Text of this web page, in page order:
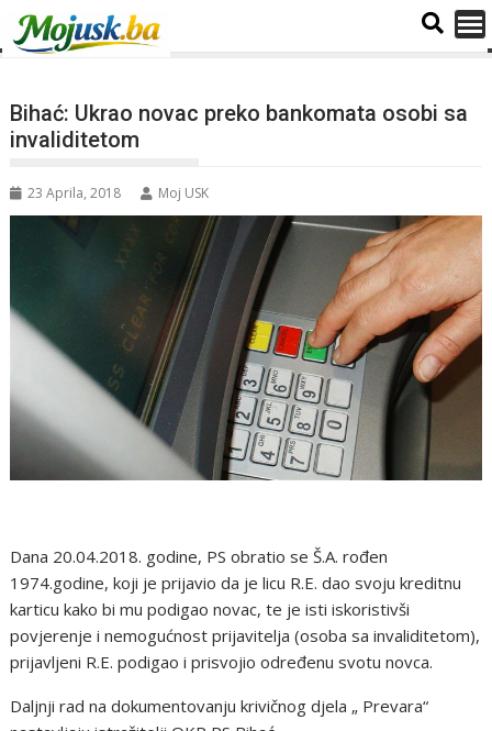
Bihać: Ukrao novac preko bankomata osobi sa
invaliditetom
23 Aprila, 2018 Moj USK
Dana 20.04.2018. godine, PS obratio se Š.A. rođen
1974.godine, koji je prijavio da je licu R.E. dao svoju kreditnu
karticu kako bi mu podigao novac, te je isti iskoristivši
povjerenje i nemogućnost prijavitelja (osoba sa invaliditetom),
prijavljeni R.E. podigao i prisvojio određenu svotu novca.
Daljnji rad na dokumentovanju krivičnog djela „ Prevara“